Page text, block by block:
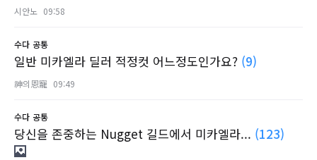
시안노 09:58
수다 공통
일반 미카엘라 딜러 적정컷 어느정도인가요? (9)
神의恩寵 09:49
수다 공통
당신을 존중하는 Nugget 길드에서 미카엘라... (123)